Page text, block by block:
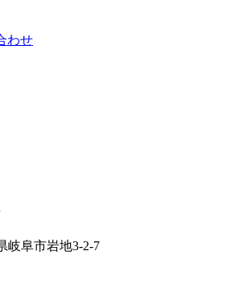
わせ
岐阜市岩地3-2-7